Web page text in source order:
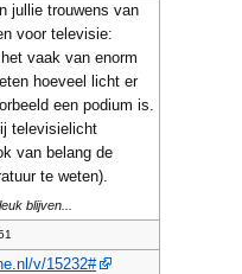
jullie trouwens van
voor televisie:
vaak van enorm
hoeveel licht er
een podium is.
televisielicht
van belang de
te weten).
blijven...
v/15232#